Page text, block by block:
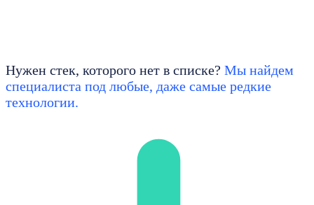
Нужен стек, которого нет в списке? Мы найдем
специалиста под любые, даже самые редкие
технологии.